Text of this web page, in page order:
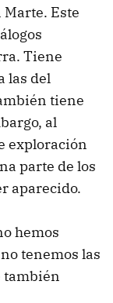
Este
Tiene
las del
tiene
al
exploración
parte de los
aparecido.
hemos
tenemos las
también